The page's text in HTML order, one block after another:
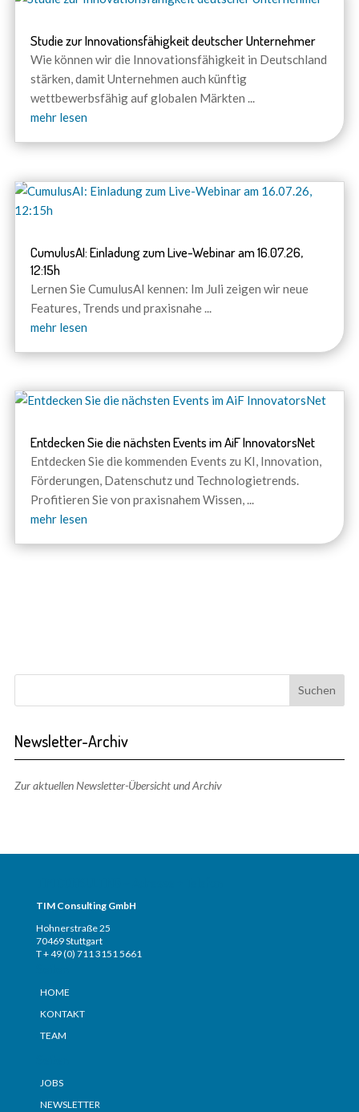
Studie zur Innovationsfähigkeit deutscher Unternehmer
Wie können wir die Innovationsfähigkeit in Deutschland
stärken, damit Unternehmen auch künftig
wettbewerbsfähig auf globalen Märkten ...
mehr lesen
CumulusAI: Einladung zum Live-Webinar am 16.07.26,
12:15h
Lernen Sie CumulusAI kennen: Im Juli zeigen wir neue
Features, Trends und praxisnahe...
mehr lesen
Entdecken Sie die nächsten Events im AiF InnovatorsNet
Entdecken Sie die kommenden Events zu KI, Innovation,
Förderungen, Datenschutz und Technologietrends.
Profitieren Sie von praxisnahem Wissen,...
mehr lesen
Newsletter-Archiv
Zur aktuellen Newsletter-Übersicht und Archiv
TIM Consulting GmbH
Hohnerstraße 25
70469 Stuttgart
T + 49 (0) 711 3151 5661
HOME
KONTAKT
TEAM
JOBS
NEWSLETTER